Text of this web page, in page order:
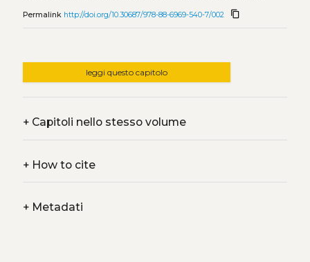
Permalink http://doi.org/10.30687/978-88-6969-540-7/002 content_copy
leggi questo capitolo
+Capitoli nello stesso volume
+How to cite
+Metadati